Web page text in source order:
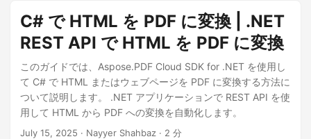
り
替
え
C# で HTML を PDF に変換 | .NET
REST API で HTML を PDF に変換
このガイドでは、Aspose.PDF Cloud SDK for .NET を使用し
て C# で HTML またはウェブページを PDF に変換する方法に
ついて説明します。 .NET アプリケーションで REST API を使
用して HTML から PDF への変換を自動化します。
July 15, 2025 · Nayyer Shahbaz · 2 分